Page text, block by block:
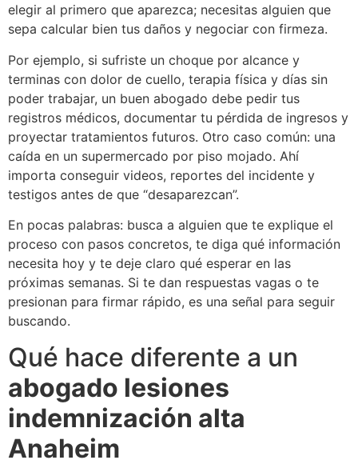
elegir al primero que aparezca; necesitas alguien que
sepa calcular bien tus daños y negociar con firmeza.
Por ejemplo, si sufriste un choque por alcance y
terminas con dolor de cuello, terapia física y días sin
poder trabajar, un buen abogado debe pedir tus
registros médicos, documentar tu pérdida de ingresos y
proyectar tratamientos futuros. Otro caso común: una
caída en un supermercado por piso mojado. Ahí
importa conseguir videos, reportes del incidente y
testigos antes de que “desaparezcan”.
En pocas palabras: busca a alguien que te explique el
proceso con pasos concretos, te diga qué información
necesita hoy y te deje claro qué esperar en las
próximas semanas. Si te dan respuestas vagas o te
presionan para firmar rápido, es una señal para seguir
buscando.
Qué hace diferente a un
abogado lesiones
indemnización alta
Anaheim